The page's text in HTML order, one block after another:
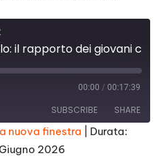
00:00 / 00:17:39
SUBSCRIBE SHARE
nuova finestra
Durata:
2026